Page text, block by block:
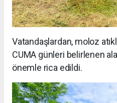
Vatandaşlardan, moloz
CUMA günleri belirlenen
önemle rica edildi.